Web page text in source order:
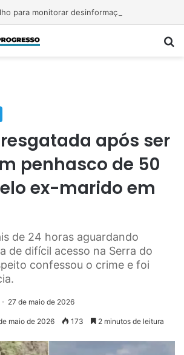
após ser
penhasco de 50
ex-marido em
de 24 horas aguardando
de difícil acesso na Serra do
confessou o crime e foi
27 de maio de 2026
maio de 2026 173 2 minutos de leitura